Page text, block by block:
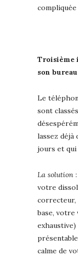
Troisième
son
Le
sont
lassez déjà
jours et qui
La solution
votre
correcteur,
base,
calme de